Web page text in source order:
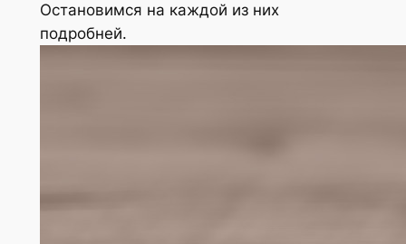
Остановимся на каждой из них
подробней.